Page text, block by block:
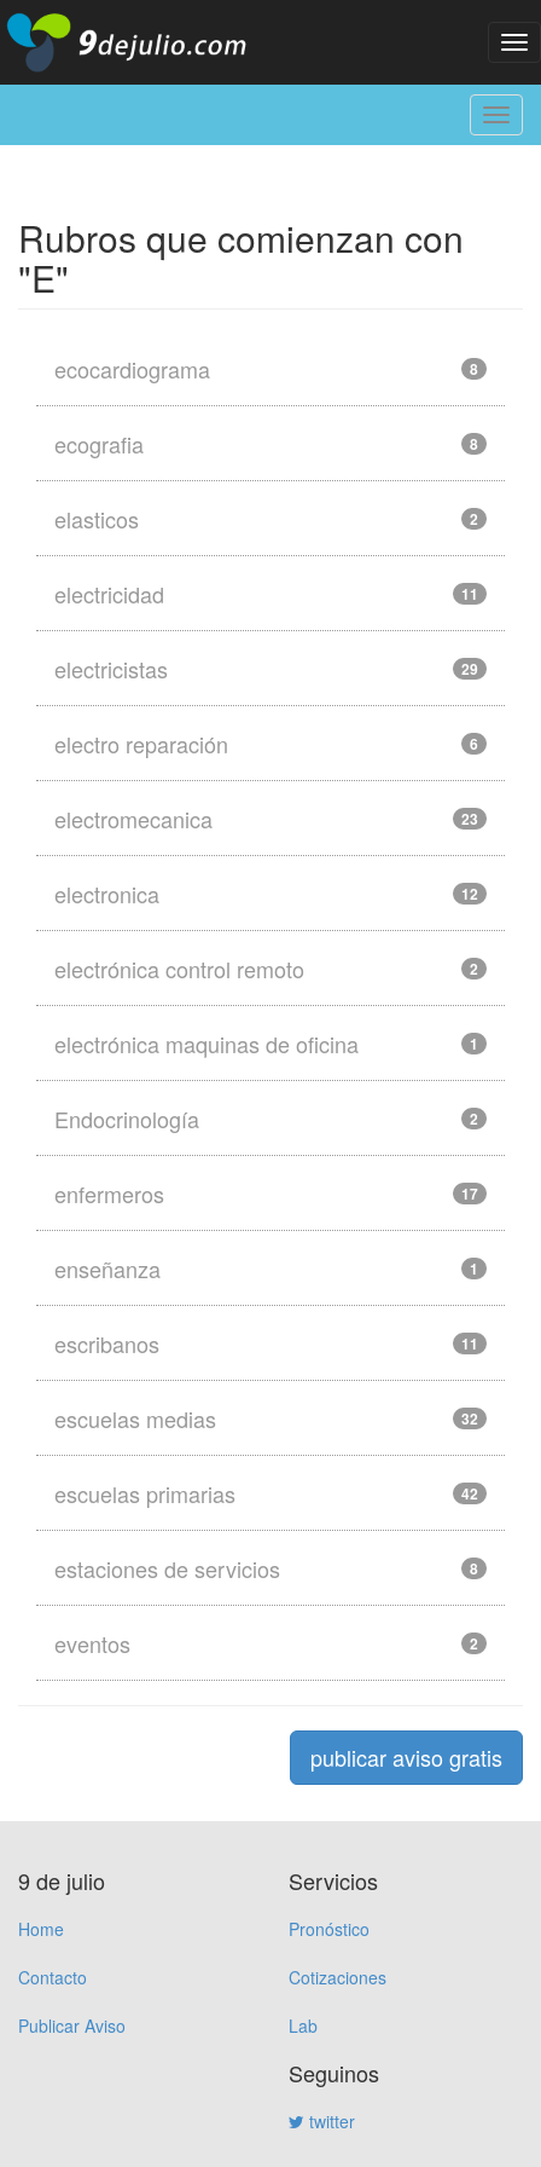
Rubros que comienzan con
"E"
ecocardiograma 8
ecografia 8
elasticos 2
electricidad 11
electricistas 29
electro reparación 6
electromecanica 23
electronica 12
electrónica control remoto 2
electrónica maquinas de oficina 1
Endocrinología 2
enfermeros 17
enseñanza 1
escribanos 11
escuelas medias 32
escuelas primarias 42
estaciones de servicios 8
eventos 2
publicar aviso gratis
9 de julio
Home
Contacto
Publicar Aviso
Servicios
Pronóstico
Cotizaciones
Lab
Seguinos
twitter